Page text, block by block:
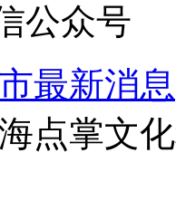
公众号
最新消息
海点掌文